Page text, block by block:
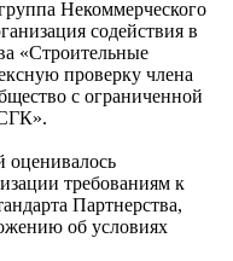
Некоммерческого
содействия в
«Строительные
проверку члена
с ограниченной
оценивалось
требованиям к
Партнерства,
об условиях